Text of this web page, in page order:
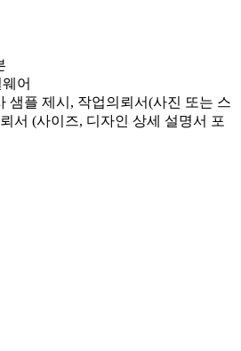
어
샘플 제시, 작업의뢰서(사진 또는 스
서 (사이즈, 디자인 상세 설명서 포